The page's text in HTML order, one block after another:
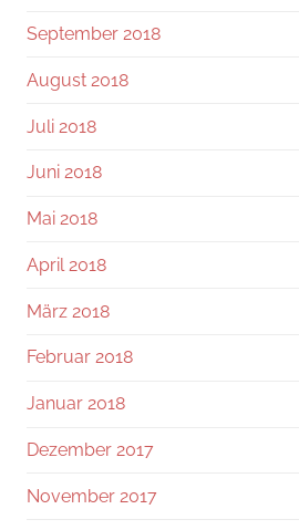
September 2018
August 2018
Juli 2018
Juni 2018
Mai 2018
April 2018
März 2018
Februar 2018
Januar 2018
Dezember 2017
November 2017